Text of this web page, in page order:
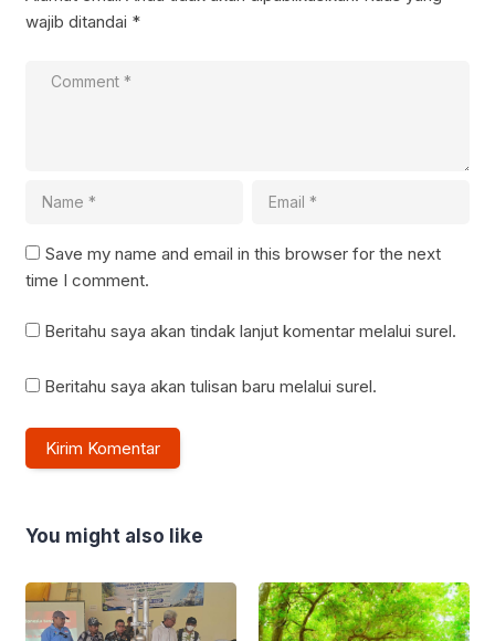
wajib ditandai *
Save my name and email in this browser for the next
time I comment.
Beritahu saya akan tindak lanjut komentar melalui surel.
Beritahu saya akan tulisan baru melalui surel.
You might also like